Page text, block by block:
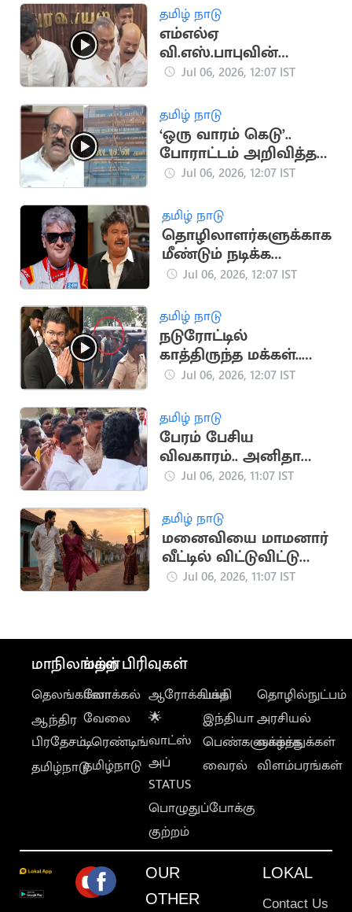
தமிழ் நாடு
எம்எல்ஏ
வி.எஸ்.பாபுவின்
கன்னத்தை கிள்ளி
அமைச்சர்
என்.ஆனந்த்
Jul 06, 2026, 12:07 IST
தமிழ் நாடு
‘ஒரு வாரம் கெடு’..
போராட்டம் அறிவித்த
திமுக
Jul 06, 2026, 12:07 IST
தமிழ் நாடு
தொழிலாளர்களுக்காக
மீண்டும் நடிக்க
வாருங்கள்:
அலிகான்
வேண்டுகோள்
Jul 06, 2026, 12:07 IST
தமிழ் நாடு
நடுரோட்டில்
காத்திருந்த மக்கள்..
காரை நிறுத்தி
விஜய்
Jul 06, 2026, 12:07 IST
தமிழ் நாடு
பேரம் பேசிய
விவகாரம்.. அனிதா
ராதாகிருஷ்ணன்
வாய்ப்பு
Jul 06, 2026, 11:07 IST
தமிழ் நாடு
மனைவியை மாமனார்
வீட்டில் விட்டுவிட்டு
காதலியுடன் ஓடிய
Jul 06, 2026, 11:07 IST
மாநிலங்கள்
தெலங்கானா
ஆந்திர
பிரதேசம்
தமிழ்நாடு
மற்ற பிரிவுகள்
லோக்கல்
வேலை
டிரெண்டிங்
தமிழ்நாடு
ஆரோக்கியம்
🌟
வாட்ஸ்
அப்
STATUS
பொழுதுப்போக்கு
குற்றம்
பக்தி
இந்தியா
பெண்களுக்காக
வைரல்
தொழில்நுட்பம்
அரசியல்
வாழ்த்துக்கள்
விளம்பரங்கள்
OUR
OTHER
LOKAL
Contact Us